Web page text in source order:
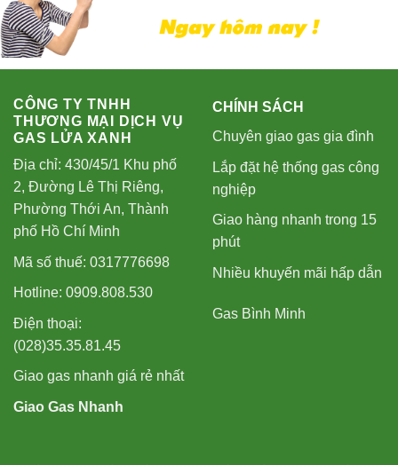
CÔNG TY TNHH
THƯƠNG MẠI DỊCH VỤ
GAS LỬA XANH
Địa chỉ: 430/45/1 Khu phố
2, Đường Lê Thị Riêng,
Phường Thới An, Thành
phố Hồ Chí Minh
Mã số thuế: 0317776698
Hotline: 0909.808.530
Điện thoại:
(028)35.35.81.45
Giao gas nhanh giá rẻ nhất
Giao Gas Nhanh
CHÍNH SÁCH
Chuyên giao gas gia đình
Lắp đặt hệ thống gas công
nghiệp
Giao hàng nhanh trong 15
phút
Nhiều khuyến mãi hấp dẫn
Gas Bình Minh